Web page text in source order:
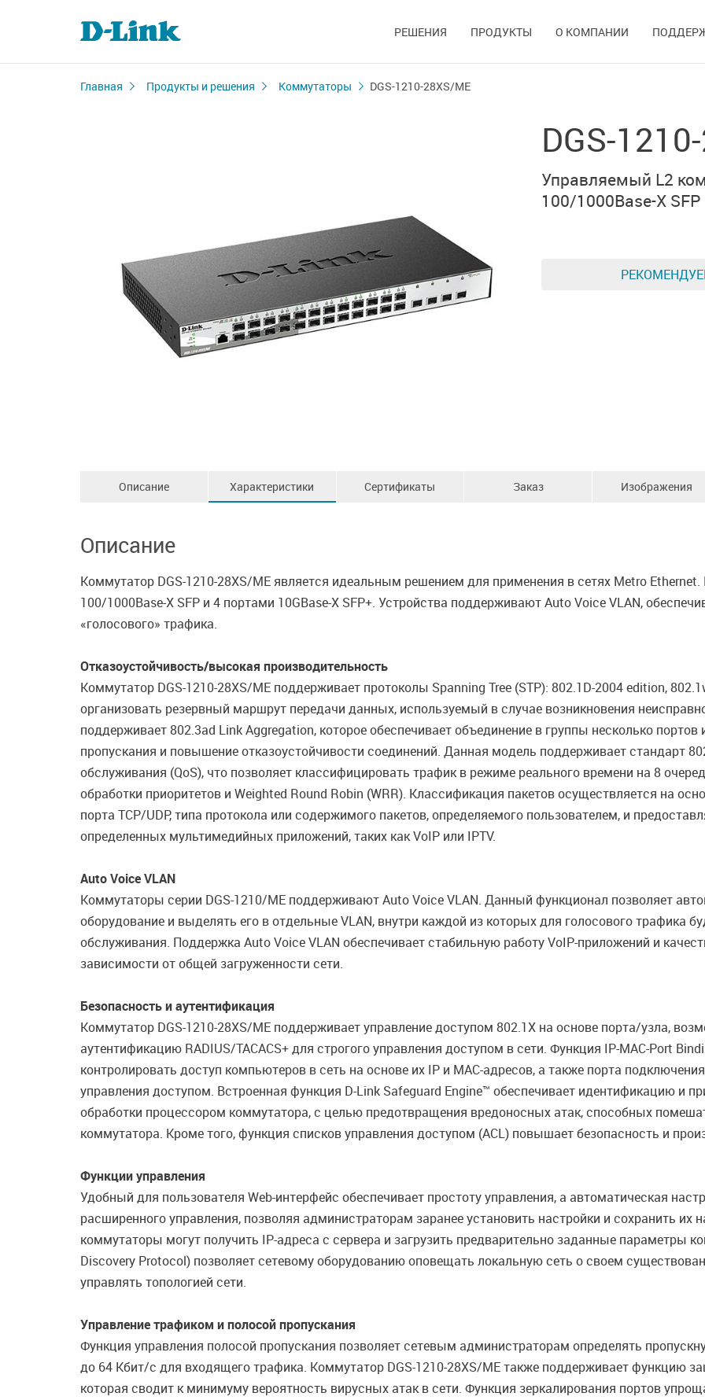
РЕШЕНИЯ ПРОДУКТЫ О КОМПАНИИ
Главная Продукты и решения Коммутаторы DGS-1210-28XS/ME
DGS-
Управляемый L2
100/1000Base-X SFP
Описание Характеристики Сертификаты Заказ Изображения
Описание
Коммутатор DGS-1210-28XS/ME является идеальным решением для применения в сетях Metro
100/1000Base-X SFP и 4 портами 10GBase-X SFP+. Устройства поддерживают Auto Voice VLAN,
«голосового» трафика.
Отказоустойчивость/высокая производительность
Коммутатор DGS-1210-28XS/ME поддерживает протоколы Spanning Tree (STP): 802.1D-2004 edition,
организовать резервный маршрут передачи данных, используемый в случае возникновения
поддерживает 802.3ad Link Aggregation, которое обеспечивает объединение в группы несколько портов
пропускания и повышение отказоустойчивости соединений. Данная модель поддерживает стандарт
обслуживания (QoS), что позволяет классифицировать трафик в режиме реального времени на 8
обработки приоритетов и Weighted Round Robin (WRR). Классификация пакетов осуществляется на
порта TCP/UDP, типа протокола или содержимого пакетов, определяемого пользователем, и
определенных мультимедийных приложений, таких как VoIP или IPTV.
Auto Voice VLAN
Коммутаторы серии DGS-1210/ME поддерживают Auto Voice VLAN. Данный функционал позволяет
оборудование и выделять его в отдельные VLAN, внутри каждой из которых для голосового трафика
обслуживания. Поддержка Auto Voice VLAN обеспечивает стабильную работу VoIP-приложений и
зависимости от общей загруженности сети.
Безопасность и аутентификация
Коммутатор DGS-1210-28XS/ME поддерживает управление доступом 802.1X на основе порта/узла,
аутентификацию RADIUS/TACACS+ для строгого управления доступом в сети. Функция IP-MAC-Port
контролировать доступ компьютеров в сеть на основе их IP и MAC-адресов, а также порта
управления доступом. Встроенная функция D-Link Safeguard Engine™ обеспечивает идентификацию и
обработки процессором коммутатора, с целью предотвращения вредоносных атак, способных
коммутатора. Кроме того, функция списков управления доступом (ACL) повышает безопасность и
Функции управления
Удобный для пользователя Web-интерфейс обеспечивает простоту управления, а автоматическая
расширенного управления, позволяя администраторам заранее установить настройки и сохранить их
коммутаторы могут получить IP-адреса с сервера и загрузить предварительно заданные параметры
Discovery Protocol) позволяет сетевому оборудованию оповещать локальную сеть о своем
управлять топологией сети.
Управление трафиком и полосой пропускания
Функция управления полосой пропускания позволяет сетевым администраторам определять
до 64 Кбит/с для входящего трафика. Коммутатор DGS-1210-28XS/ME также поддерживает функцию
которая сводит к минимуму вероятность вирусных атак в сети. Функция зеркалирования портов